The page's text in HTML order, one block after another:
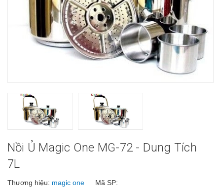
Nồi Ủ Magic One MG-72 - Dung Tích
7L
Thương hiệu: magic one Mã SP: